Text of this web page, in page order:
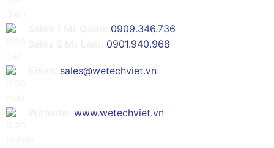
0909.346.736
0901.940.968
sales@wetechviet.vn
www.wetechviet.vn